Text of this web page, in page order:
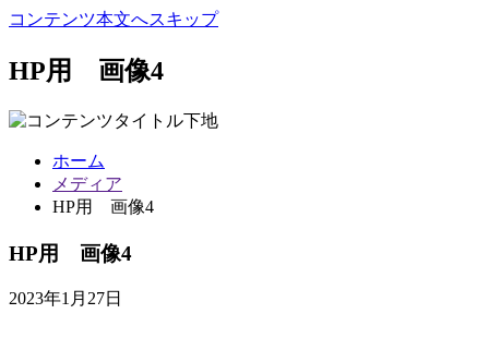
コンテンツ本文へスキップ
HP用 画像4
ホーム
メディア
HP用 画像4
HP用 画像4
2023年1月27日